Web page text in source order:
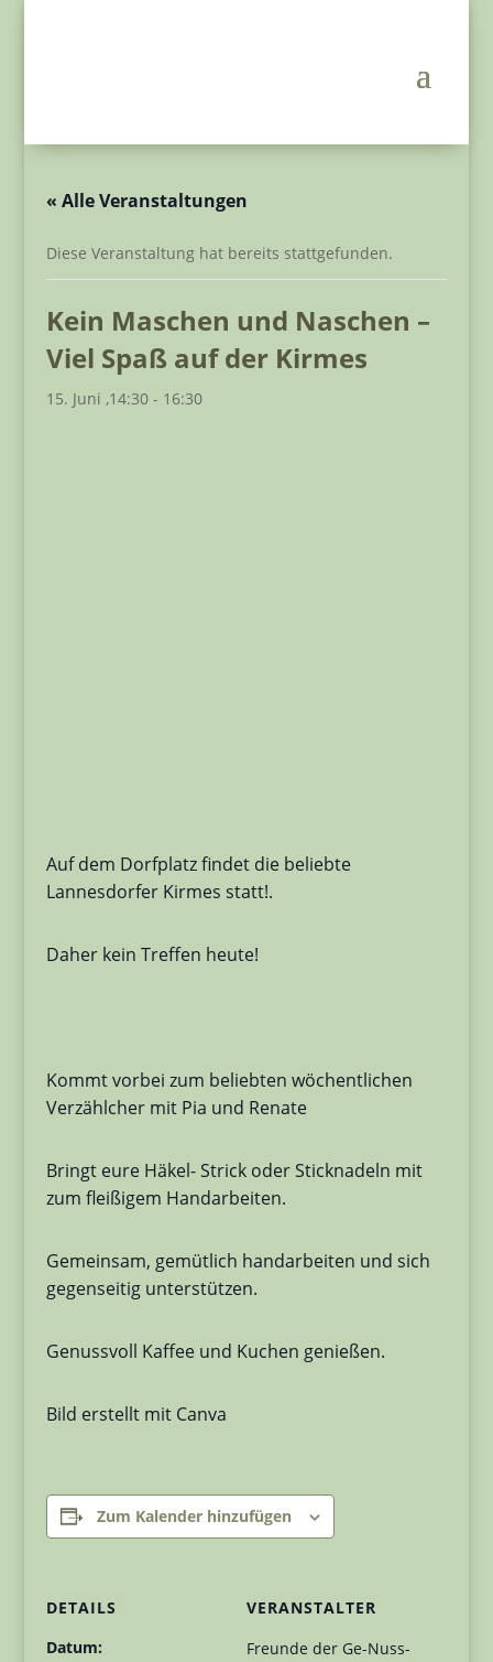
« Alle Veranstaltungen
Diese Veranstaltung hat bereits stattgefunden.
Kein Maschen und Naschen –
Viel Spaß auf der Kirmes
15. Juni ,14:30 - 16:30
Auf dem Dorfplatz findet die beliebte
Lannesdorfer Kirmes statt!.
Daher kein Treffen heute!
Kommt vorbei zum beliebten wöchentlichen
Verzählcher mit Pia und Renate
Bringt eure Häkel- Strick oder Sticknadeln mit
zum fleißigem Handarbeiten.
Gemeinsam, gemütlich handarbeiten und sich
gegenseitig unterstützen.
Genussvoll Kaffee und Kuchen genießen.
Bild erstellt mit Canva
Zum Kalender hinzufügen
DETAILS
Datum:
VERANSTALTER
Freunde der Ge-Nuss-